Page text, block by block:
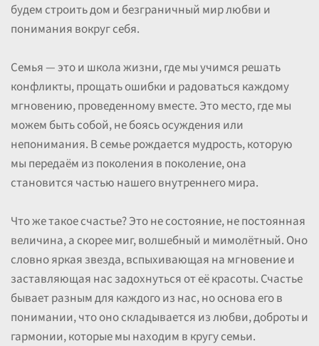
будем строить дом и безграничный мир любви и
понимания вокруг себя.
Семья — это и школа жизни, где мы учимся решать
конфликты, прощать ошибки и радоваться каждому
мгновению, проведенному вместе. Это место, где мы
можем быть собой, не боясь осуждения или
непонимания. В семье рождается мудрость, которую
мы передаём из поколения в поколение, она
становится частью нашего внутреннего мира.
Что же такое счастье? Это не состояние, не постоянная
величина, а скорее миг, волшебный и мимолётный. Оно
словно яркая звезда, вспыхивающая на мгновение и
заставляющая нас задохнуться от её красоты. Счастье
бывает разным для каждого из нас, но основа его в
понимании, что оно складывается из любви, доброты и
гармонии, которые мы находим в кругу семьи.